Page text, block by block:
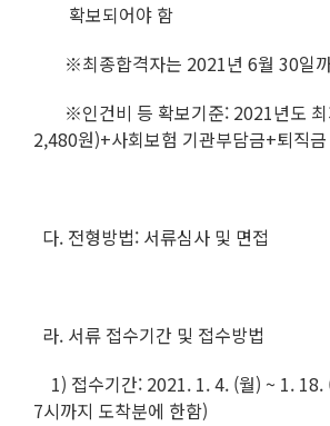
확보되어야 함
※최종합격자는 2021년 6월 30일까
※인건비 등 확보기준: 2021년도 최
2,480원)+사회보험 기관부담금+퇴직금
다. 전형방법: 서류심사 및 면접
라. 서류 접수기간 및 접수방법
1) 접수기간: 2021. 1. 4. (월) ~ 1. 18.
7시까지 도착분에 한함)